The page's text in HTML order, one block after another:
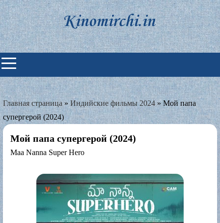
Skip
to
content
Индийские фильмы смотреть
онлайн
Главная страница»Индийские фильмы 2024»Мой папа
супергерой (2024)
Мой папа супергерой (2024)
Maa Nanna Super Hero